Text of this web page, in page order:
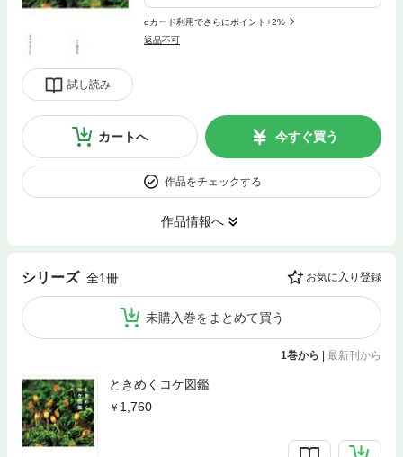
試し読み
dカード利用でさらにポイント+2%
返品不可
カートへ 今すぐ買う
作品をチェックする
作品情報へ
シリーズ 全1冊 お気に入り登録
未購入巻をまとめて買う
1巻から 最新刊から
ときめくコケ図鑑
1,760